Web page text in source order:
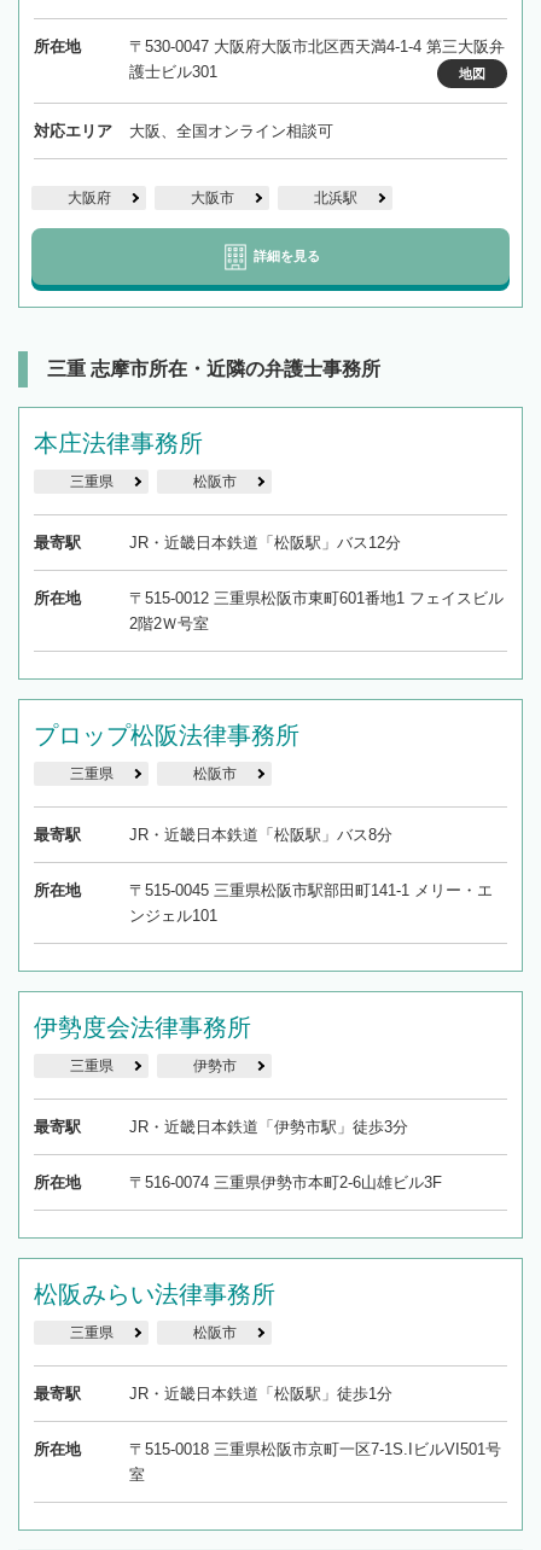
所在地
〒530-0047 大阪府大阪市北区西天満4-1-4 第三大阪弁
護士ビル301
地図
対応エリア 大阪、全国オンライン相談可
大阪府 大阪市 北浜駅
詳細を見る
三重 志摩市所在・近隣の弁護士事務所
本庄法律事務所
三重県 松阪市
最寄駅 JR・近畿日本鉄道「松阪駅」バス12分
所在地
〒515-0012 三重県松阪市東町601番地1 フェイスビル
2階2Ｗ号室
プロップ松阪法律事務所
三重県 松阪市
最寄駅 JR・近畿日本鉄道「松阪駅」バス8分
所在地
〒515-0045 三重県松阪市駅部田町141-1 メリー・エ
ンジェル101
伊勢度会法律事務所
三重県 伊勢市
最寄駅 JR・近畿日本鉄道「伊勢市駅」徒歩3分
所在地 〒516-0074 三重県伊勢市本町2-6山雄ビル3F
松阪みらい法律事務所
三重県 松阪市
最寄駅 JR・近畿日本鉄道「松阪駅」徒歩1分
所在地
〒515-0018 三重県松阪市京町一区7-1S.IビルVI501号
室